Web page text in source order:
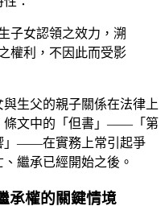
子女認領之效力，溯
權利，不因此而受影
生父的親子關係在法律上
條文中的「但書」——「第
」——在實務上常引起爭
繼承已經開始之後。
承權的關鍵情境